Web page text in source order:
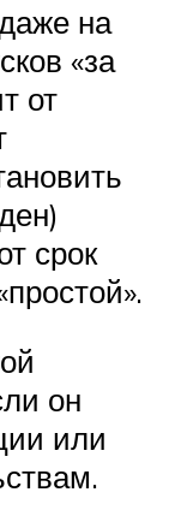
на
«за
от
срок
он
или